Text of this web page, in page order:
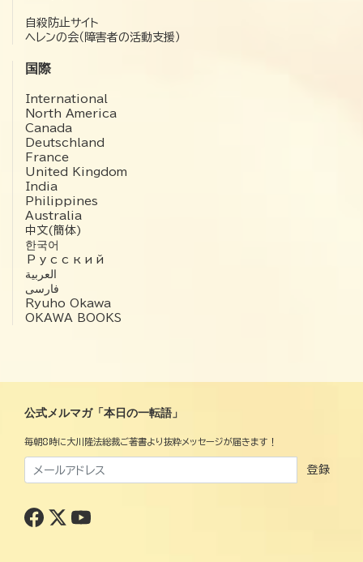
自殺防止サイト
ヘレンの会（障害者の活動支援）
国際
International
North America
Canada
Deutschland
France
United Kingdom
India
Philippines
Australia
中文(簡体)
한국어
Русский
العربية‏
فارسی
Ryuho Okawa
OKAWA BOOKS
公式メルマガ「本日の一転語」
毎朝8時に大川隆法総裁ご著書より抜粋メッセージが届きます！
登録